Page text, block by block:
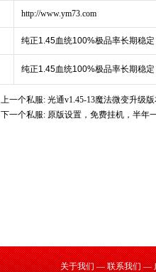
http://www.ym73.com
纯正1.45血统100%极品率长期稳定
纯正1.45血统100%极品率长期稳定
上一个私服: 光通v1.45-13魔法微变升级
下一个私服: 原版设置，免费挂机，半年
关于我们 — 联系我们 —